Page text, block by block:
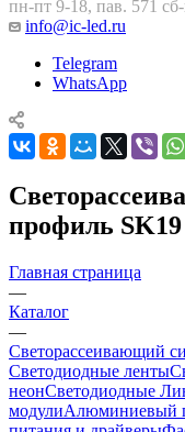
пн-пт 9-18, пав. 571
info@ic-led.ru
Telegram
WhatsApp
профиль
Главная страница
—
Каталог
—
Светорассеивающий
Светодиодные ленты
неонСветодиодные
модулиАлюминиевый